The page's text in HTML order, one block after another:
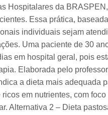
Hospitalares da
Essa prática,
individuais sejam
Uma paciente de 30
em hospital geral, pois
Elaborada pelo
a dieta mais adequada
em nutrientes, com
Alternativa 2 – Dieta